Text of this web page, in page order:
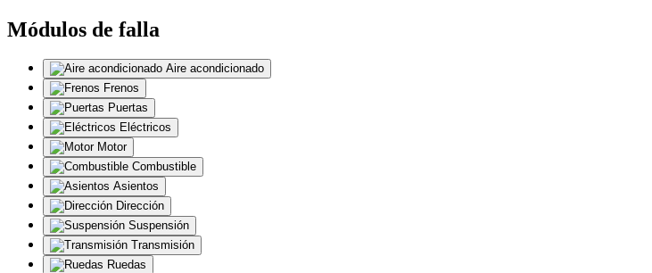
Módulos de falla
Aire acondicionado
Frenos
Puertas
Eléctricos
Motor
Combustible
Asientos
Dirección
Suspensión
Transmisión
Ruedas